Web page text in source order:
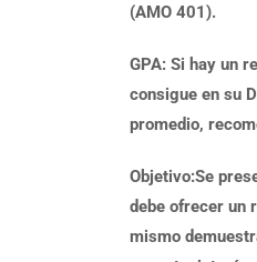
(AMO 401).
GPA: Si hay un
consigue en su
promedio,
Objetivo:Se
debe ofrecer un
mismo